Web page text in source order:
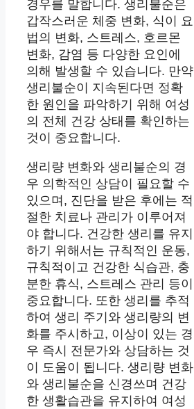
경우를 말합니다. 생리불순은
갑작스러운 체중 변화, 식이 요
법의 변화, 스트레스, 호르몬
변화, 감염 등 다양한 요인에
의해 발생할 수 있습니다. 만약
생리불순이 지속된다면 정확
한 원인을 파악하기 위해 여성
의 전체 건강 상태를 확인하는
것이 중요합니다.
생리량 변화와 생리불순의 경
우 의학적인 상담이 필요할 수
있으며, 진단을 받은 후에는 적
절한 치료나 관리가 이루어져
야 합니다. 건강한 생리를 유지
하기 위해서는 규칙적인 운동,
규칙적이고 건강한 식습관, 충
분한 휴식, 스트레스 관리 등이
중요합니다. 또한 생리를 추적
하여 생리 주기와 생리량의 변
화를 주시하고, 이상이 있는 경
우 즉시 전문가와 상담하는 것
이 도움이 됩니다. 생리량 변화
와 생리불순을 신경쓰며 건강
한 생활습관을 유지하여 여성